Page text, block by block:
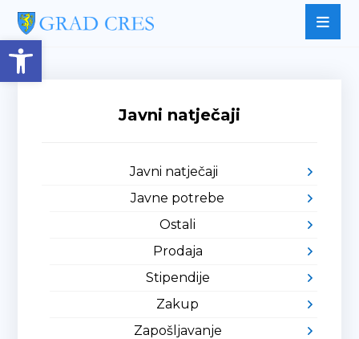
Open toolbar
Javni natječaji
Javni natječaji
Javne potrebe
Ostali
Prodaja
Stipendije
Zakup
Zapošljavanje